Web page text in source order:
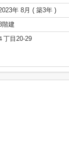
年 8月 ( 築3年 )
階建
丁目20-29